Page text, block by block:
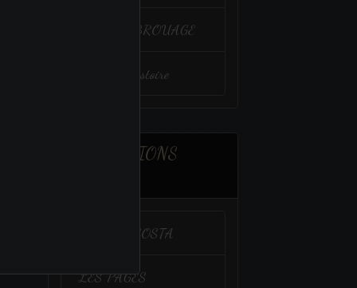
VENIR à BROUAGE
Un peu d'histoire
ASSOCIATIONS
CALIDA COSTA
LES PAGES